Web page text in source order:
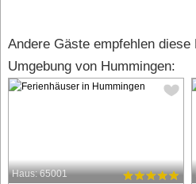
Andere Gäste empfehlen diese
Umgebung von Hummingen:
Haus: 65001